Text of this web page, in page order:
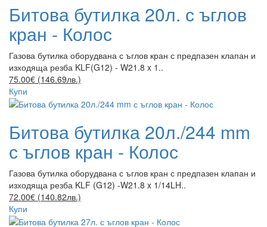
Битова бутилка 20л. с ъглов
кран - Колос
Газова бутилка оборудвана с ъглов кран с предпазен клапан и
изходяща резба KLF(G12) - W21.8 x 1..
75.00€ (146.69лв.)
Купи
Битова бутилка 20л./244 mm
с ъглов кран - Колос
Газова бутилка оборудвана с ъглов кран с предпазен клапан и
изходяща резба KLF (G12) -W21.8 x 1/14LH..
72.00€ (140.82лв.)
Купи